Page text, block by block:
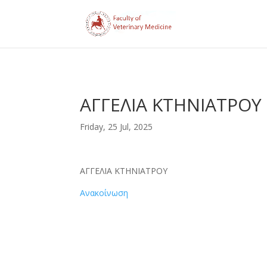
ΑΓΓΕΛΙΑ ΚΤΗΝΙΑΤΡΟΥ
Friday, 25 Jul, 2025
ΑΓΓΕΛΙΑ ΚΤΗΝΙΑΤΡΟΥ
Ανακοίνωση